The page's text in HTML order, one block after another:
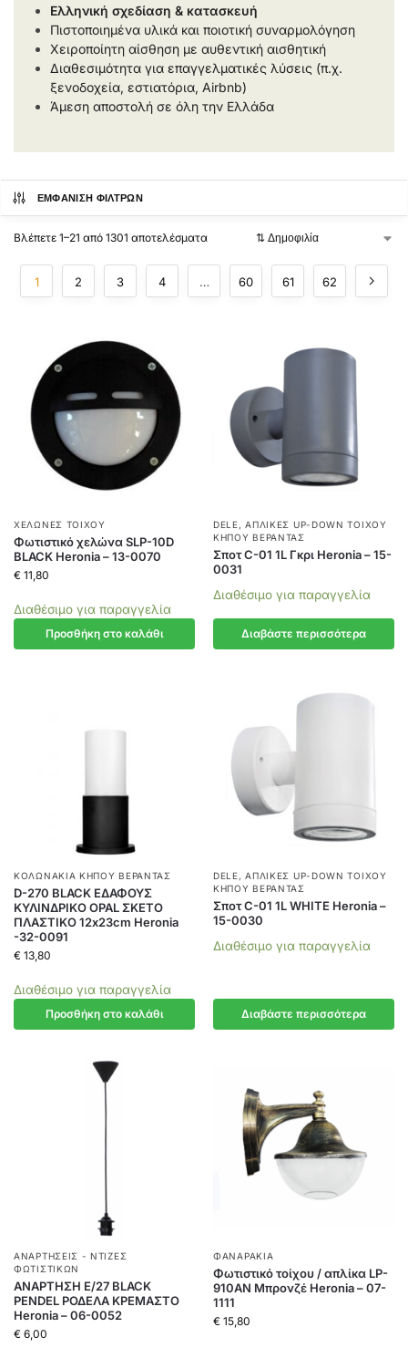
Ελληνική σχεδίαση & κατασκευή
Πιστοποιημένα υλικά και ποιοτική συναρμολόγηση
Χειροποίητη αίσθηση με αυθεντική αισθητική
Διαθεσιμότητα για επαγγελματικές λύσεις (π.χ.
ξενοδοχεία, εστιατόρια, Airbnb)
Άμεση αποστολή σε όλη την Ελλάδα
ΕΜΦΆΝΙΣΗ ΦΊΛΤΡΩΝ
Βλέπετε 1–21 από 1301 αποτελέσματα
1 2 3 4 … 60 61 62
ΧΕΛΏΝΕΣ ΤΟΊΧΟΥ
Φωτιστικό χελώνα SLP-10D
BLACK Heronia – 13-0070
€ 11,80
Διαθέσιμο για παραγγελία
Προσθήκη στο καλάθι
DELE,ΑΠΛΊΚΕΣ UP-DOWN ΤΟΊΧΟΥ
ΚΉΠΟΥ ΒΕΡΆΝΤΑΣ
Σποτ C-01 1L Γκρι Heronia – 15-
0031
Διαθέσιμο για παραγγελία
Διαβάστε περισσότερα
ΚΟΛΩΝΆΚΙΑ ΚΉΠΟΥ ΒΕΡΆΝΤΑΣ
D-270 BLACK ΕΔΑΦΟΥΣ
ΚΥΛΙΝΔΡΙΚΟ OPAL ΣΚΕΤΟ
ΠΛΑΣΤΙΚΟ 12x23cm Heronia
-32-0091
€ 13,80
Διαθέσιμο για παραγγελία
Προσθήκη στο καλάθι
DELE,ΑΠΛΊΚΕΣ UP-DOWN ΤΟΊΧΟΥ
ΚΉΠΟΥ ΒΕΡΆΝΤΑΣ
Σποτ C-01 1L WHITE Heronia –
15-0030
Διαθέσιμο για παραγγελία
Διαβάστε περισσότερα
ΑΝΑΡΤΉΣΕΙΣ - ΝΤΊΖΕΣ
ΦΩΤΙΣΤΙΚΏΝ
ΑΝΑΡΤΗΣΗ Ε/27 BLACK
PENDEL ΡΟΔΕΛΑ ΚΡΕΜΑΣΤΟ
Heronia – 06-0052
€ 6,00
ΦΑΝΑΡΆΚΙΑ
Φωτιστικό τοίχου / απλίκα LP-
910AN Μπρονζέ Heronia – 07-
1111
€ 15,80